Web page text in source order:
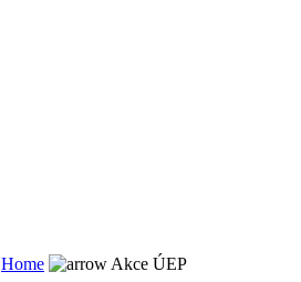
Home Akce ÚEP